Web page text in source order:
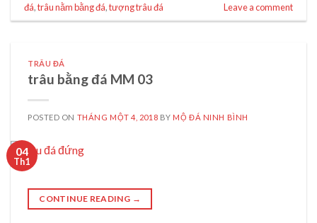
đá,trâu nằm bằng đá,tượng trâu đá Leave a comment
TRÂU ĐÁ
trâu bằng đá MM 03
POSTED ON THÁNG MỘT 4, 2018 BY MỘ ĐÁ NINH BÌNH
04
Th1
CONTINUE READING →